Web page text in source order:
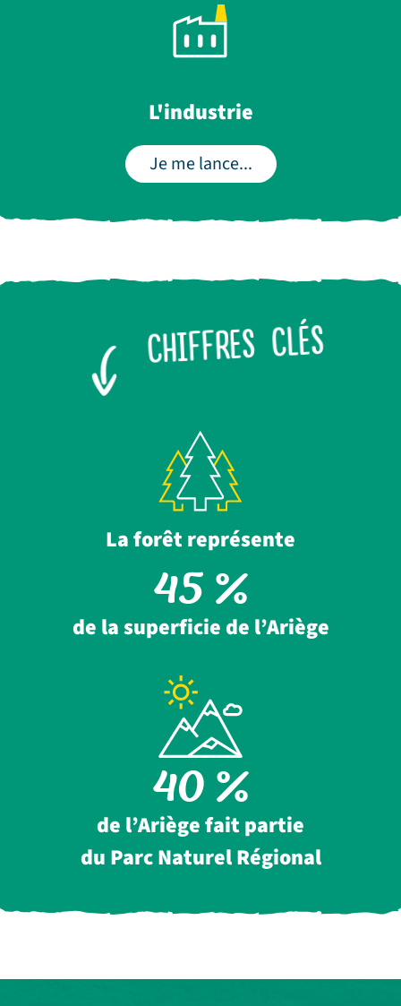
L'industrie
Je me lance...
CHIFFRES CLÉS
La forêt représente
45 %
de la superficie de l’Ariège
40 %
de l’Ariège fait partie
du Parc Naturel Régional